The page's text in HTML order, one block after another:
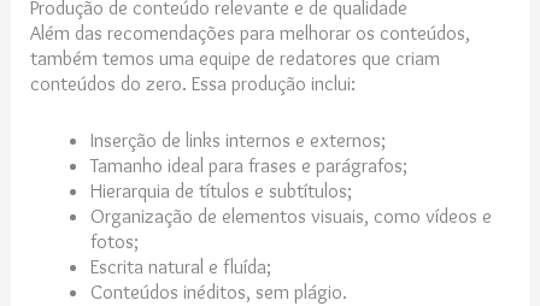
Produção de conteúdo relevante e de qualidade
Além das recomendações para melhorar os conteúdos,
também temos uma equipe de redatores que criam
conteúdos do zero. Essa produção inclui:
Inserção de links internos e externos;
Tamanho ideal para frases e parágrafos;
Hierarquia de títulos e subtítulos;
Organização de elementos visuais, como vídeos e
fotos;
Escrita natural e fluída;
Conteúdos inéditos, sem plágio.